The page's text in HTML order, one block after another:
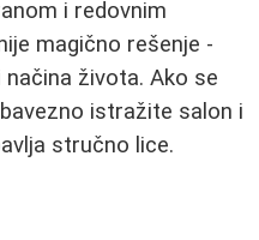
i redovnim
magično rešenje -
života. Ako se
istražite salon i
stručno lice.